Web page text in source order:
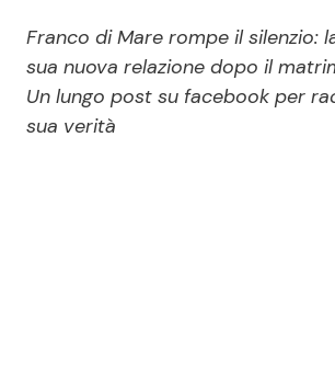
Politica Reality
Soap
Franco di Mare rompe il silenzio:
sua nuova relazione dopo il
Un lungo post su facebook per
sua verità